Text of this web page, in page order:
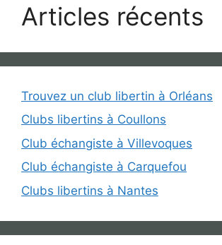
Articles récents
Trouvez un club libertin à Orléans
Clubs libertins à Coullons
Club échangiste à Villevoques
Club échangiste à Carquefou
Clubs libertins à Nantes